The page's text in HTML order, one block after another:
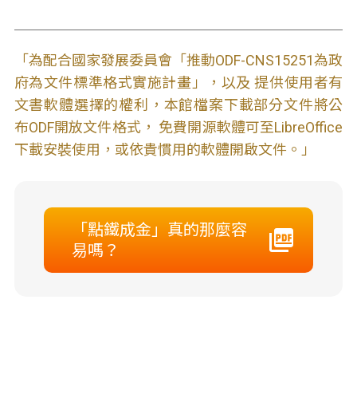
「為配合國家發展委員會「推動ODF-CNS15251為政
府為文件標準格式實施計畫」，以及 提供使用者有
文書軟體選擇的權利，本館檔案下載部分文件將公
布ODF開放文件格式， 免費開源軟體可至LibreOffice
下載安裝使用，或依貴慣用的軟體開啟文件。」
「點鐵成金」真的那麼容
易嗎？